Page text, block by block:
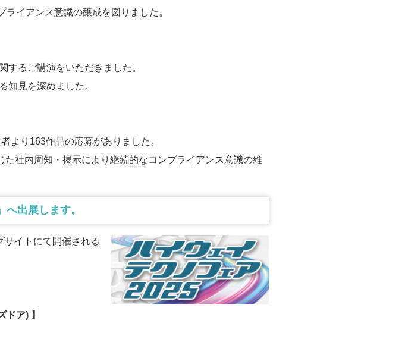
イアンス意識の醸成を図りました。
するご講演をいただきました。
知見を深めました。
より163作品の応募がありました。
社内周知・掲示により継続的なコンプライアンス意識の維
出展します。
イトにて開催される
ア) 】